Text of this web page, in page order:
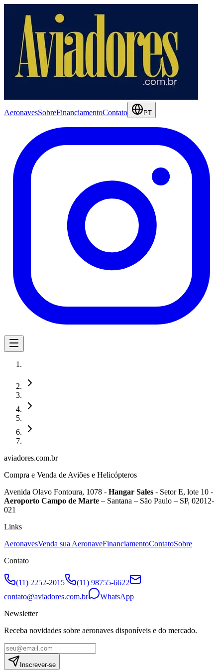
AeronavesSobreFinanciamentoContato PT
aviadores.com.br
Compra e Venda de Aviões e Helicópteros
Avenida Olavo Fontoura, 1078 - Hangar Sales - Setor E, lote 10 -
Aeroporto Campo de Marte – Santana – São Paulo – SP, 02012-
021
Links
AeronavesVenda sua AeronaveFinanciamentoContatoSobre
Contato
(11) 2252-2015
(11) 98755-6622
contato@aviadores.com.br
WhatsApp
Newsletter
Receba novidades sobre aeronaves disponíveis e do mercado.
Inscrever-se